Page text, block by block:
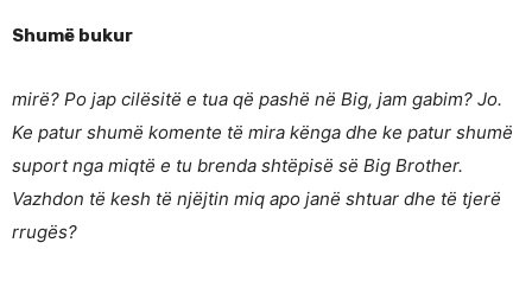
Shumë bukur
mirë? Po jap cilësitë e tua që pashë në Big, jam gabim? Jo.
Ke patur shumë komente të mira kënga dhe ke patur shumë
suport nga miqtë e tu brenda shtëpisë së Big Brother.
Vazhdon të kesh të njëjtin miq apo janë shtuar dhe të tjerë
rrugës?